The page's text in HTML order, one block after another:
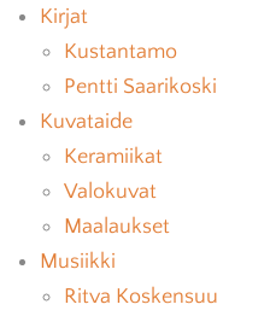
Kirjat
Kustantamo
Pentti Saarikoski
Kuvataide
Keramiikat
Valokuvat
Maalaukset
Musiikki
Ritva Koskensuu